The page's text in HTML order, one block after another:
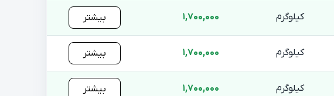
کیلوگرم 1,700,000 بیشتر
کیلوگرم 1,700,000 بیشتر
کیلوگرم 1,700,000 بیشتر